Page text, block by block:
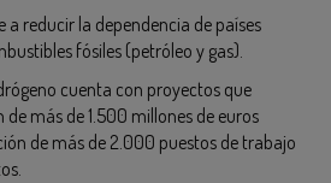
reducir la dependencia de países
fósiles (petróleo y gas).
cuenta con proyectos que
más de 1.500 millones de euros
de más de 2.000 puestos de trabajo